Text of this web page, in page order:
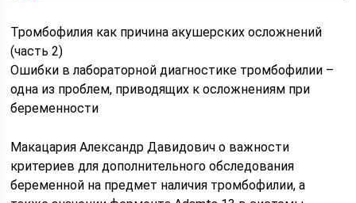
Тромбофилия как причина акушерских осложнений
(часть 2)
Ошибки в лабораторной диагностике тромбофилии –
одна из проблем, приводящих к осложнениям при
беременности
Макацария Александр Давидович о важности
критериев для дополнительного обследования
беременной на предмет наличия тромбофилии, а